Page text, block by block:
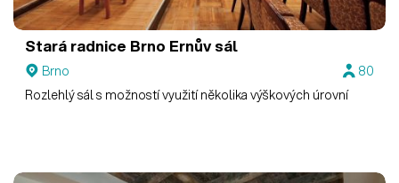
Stará radnice Brno Ernův sál
Brno
80
Rozlehlý sál s možností využití několika výškových úrovní